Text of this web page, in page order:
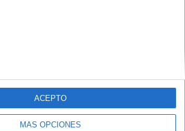
MÁS OPCIONES
ACEPTO